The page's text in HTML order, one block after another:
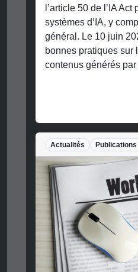
l’article 50 de l’IA
systèmes d’IA, y
général. Le 10 juin
bonnes pratiques sur
contenus générés par
Actualités Publications